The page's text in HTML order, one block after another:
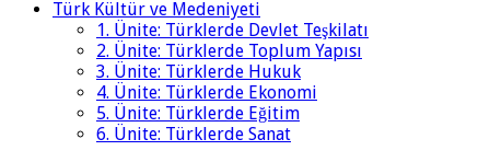
Türk Kültür ve Medeniyeti
1. Ünite: Türklerde Devlet Teşkilatı
2. Ünite: Türklerde Toplum Yapısı
3. Ünite: Türklerde Hukuk
4. Ünite: Türklerde Ekonomi
5. Ünite: Türklerde Eğitim
6. Ünite: Türklerde Sanat